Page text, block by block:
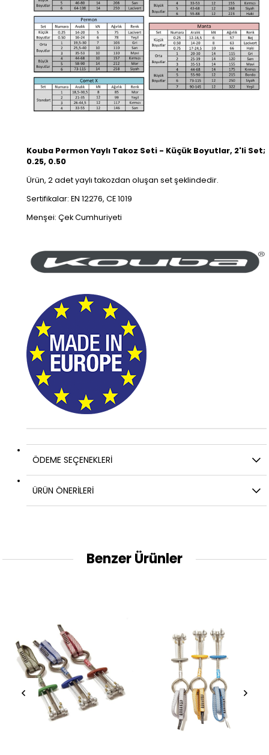
Kouba Permon Yaylı Takoz Seti - Küçük Boyutlar, 2'li Set;
0.25, 0.50
Ürün, 2 adet yaylı takozdan oluşan set şeklindedir.
Sertifikalar: EN 12276, CE 1019
Menşei: Çek Cumhuriyeti
ÖDEME SEÇENEKLERI
ÜRÜN ÖNERILERI
Benzer Ürünler